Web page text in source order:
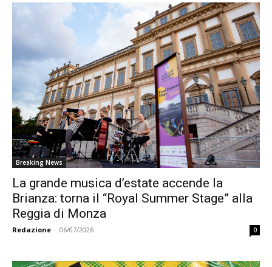
Breaking News
La grande musica d’estate accende la
Brianza: torna il “Royal Summer Stage” alla
Reggia di Monza
Redazione - 06/07/2026 0